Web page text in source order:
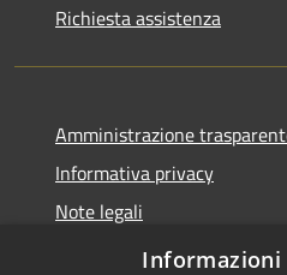
Richiesta assistenza
Amministrazione
Informativa privacy
Note legali
Dichiarazione di accessibilità
Informazioni